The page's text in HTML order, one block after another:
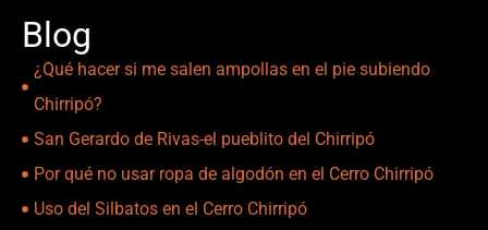
Blog
¿Qué hacer si me salen ampollas en el pie subiendo
Chirripó?
San Gerardo de Rivas-el pueblito del Chirripó
Por qué no usar ropa de algodón en el Cerro Chirripó
Uso del Silbatos en el Cerro Chirripó